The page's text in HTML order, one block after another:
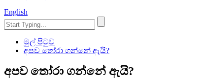
English
මුල් පිටුව
අපව තෝරා ගන්නේ ඇයි?
අපව තෝරා ගන්නේ ඇයි?